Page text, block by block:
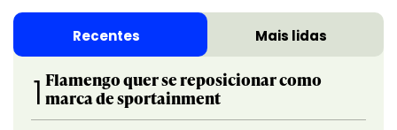
Recentes Mais lidas
1 Flamengo quer se reposicionar como
marca de sportainment